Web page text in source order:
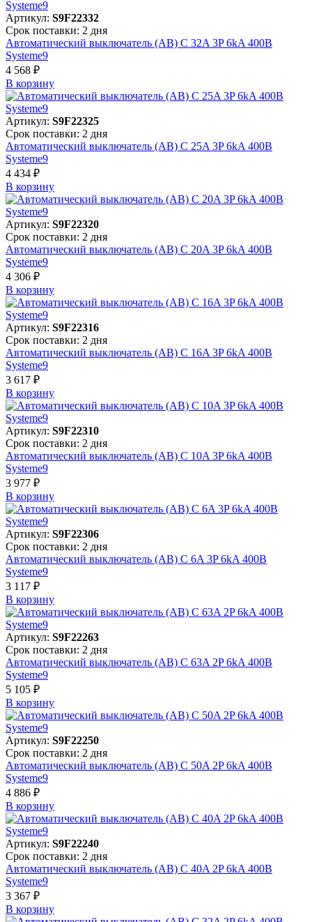
Артикул: S9F22332
Срок поставки: 2 дня
Автоматический выключатель (АВ) C 32A 3P 6kA 400В
Systeme9
4 568 ₽
В корзинy
Артикул: S9F22325
Срок поставки: 2 дня
Автоматический выключатель (АВ) C 25A 3P 6kA 400В
Systeme9
4 434 ₽
В корзинy
Артикул: S9F22320
Срок поставки: 2 дня
Автоматический выключатель (АВ) C 20A 3P 6kA 400В
Systeme9
4 306 ₽
В корзинy
Артикул: S9F22316
Срок поставки: 2 дня
Автоматический выключатель (АВ) C 16A 3P 6kA 400В
Systeme9
3 617 ₽
В корзинy
Артикул: S9F22310
Срок поставки: 2 дня
Автоматический выключатель (АВ) C 10A 3P 6kA 400В
Systeme9
3 977 ₽
В корзинy
Артикул: S9F22306
Срок поставки: 2 дня
Автоматический выключатель (АВ) C 6A 3P 6kA 400В
Systeme9
3 117 ₽
В корзинy
Артикул: S9F22263
Срок поставки: 2 дня
Автоматический выключатель (АВ) C 63A 2P 6kA 400В
Systeme9
5 105 ₽
В корзинy
Артикул: S9F22250
Срок поставки: 2 дня
Автоматический выключатель (АВ) C 50A 2P 6kA 400В
Systeme9
4 886 ₽
В корзинy
Артикул: S9F22240
Срок поставки: 2 дня
Автоматический выключатель (АВ) C 40A 2P 6kA 400В
Systeme9
3 367 ₽
В корзинy